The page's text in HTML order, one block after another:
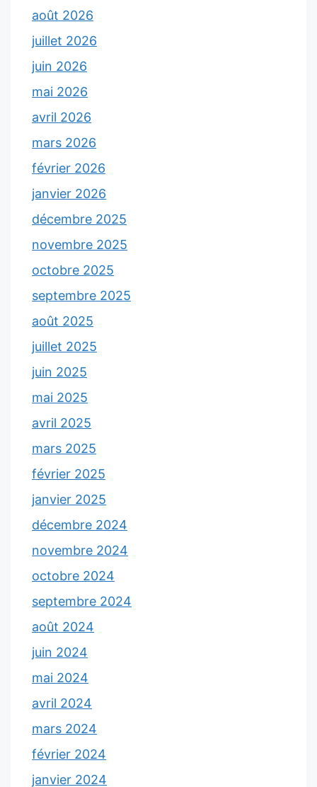
août 2026
juillet 2026
juin 2026
mai 2026
avril 2026
mars 2026
février 2026
janvier 2026
décembre 2025
novembre 2025
octobre 2025
septembre 2025
août 2025
juillet 2025
juin 2025
mai 2025
avril 2025
mars 2025
février 2025
janvier 2025
décembre 2024
novembre 2024
octobre 2024
septembre 2024
août 2024
juin 2024
mai 2024
avril 2024
mars 2024
février 2024
janvier 2024